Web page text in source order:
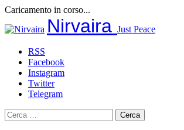
Caricamento in corso...
al
Nirvaira Just Peace
RSS
Facebook
Instagram
Twitter
Telegram
Ricerca
per: